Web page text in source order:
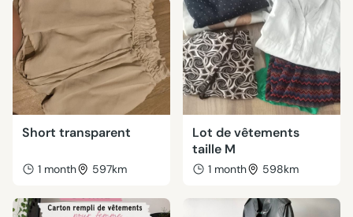
Short transparent
1 month 597km
Lot de vêtements
taille M
1 month 598km